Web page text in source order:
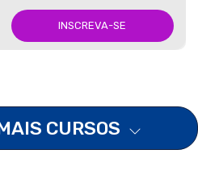
INSCREVA-SE
CURSOS